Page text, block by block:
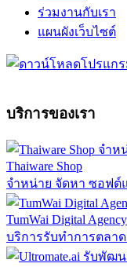
ร่วมงานกับเรา
แผนผังเว็บไซต์
บริการของเรา
Thaiware Shop
จำหน่าย จัดหา ซอฟต์
TumWai Digital Agency
บริการรับทำการตลา